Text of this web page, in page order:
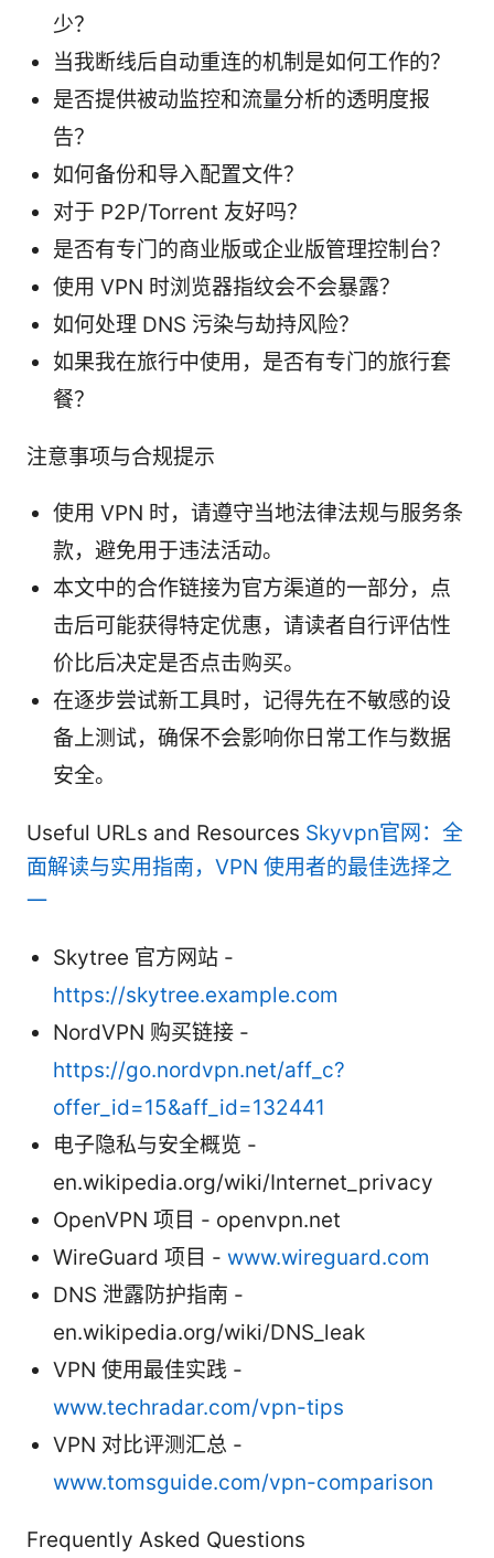
少？
当我断线后自动重连的机制是如何工作的？
是否提供被动监控和流量分析的透明度报
告？
如何备份和导入配置文件？
对于 P2P/Torrent 友好吗？
是否有专门的商业版或企业版管理控制台？
使用 VPN 时浏览器指纹会不会暴露？
如何处理 DNS 污染与劫持风险？
如果我在旅行中使用，是否有专门的旅行套
餐？
注意事项与合规提示
使用 VPN 时，请遵守当地法律法规与服务条
款，避免用于违法活动。
本文中的合作链接为官方渠道的一部分，点
击后可能获得特定优惠，请读者自行评估性
价比后决定是否点击购买。
在逐步尝试新工具时，记得先在不敏感的设
备上测试，确保不会影响你日常工作与数据
安全。
Useful URLs and Resources Skyvpn官网：全
面解读与实用指南，VPN 使用者的最佳选择之
一
Skytree 官方网站 -
https://skytree.example.com
NordVPN 购买链接 -
https://go.nordvpn.net/aff_c?
offer_id=15&aff_id=132441
电子隐私与安全概览 -
en.wikipedia.org/wiki/Internet_privacy
OpenVPN 项目 - openvpn.net
WireGuard 项目 - www.wireguard.com
DNS 泄露防护指南 -
en.wikipedia.org/wiki/DNS_leak
VPN 使用最佳实践 -
www.techradar.com/vpn-tips
VPN 对比评测汇总 -
www.tomsguide.com/vpn-comparison
Frequently Asked Questions